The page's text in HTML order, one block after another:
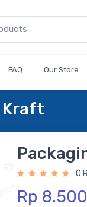
FAQ Our Store
Kraft
0
Rp 8.500